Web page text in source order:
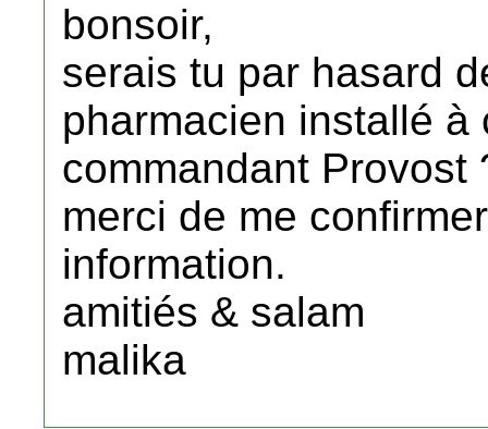
bonsoir,
serais tu par hasard
pharmacien installé à
commandant Provost
merci de me
information.
amitiés & salam
malika